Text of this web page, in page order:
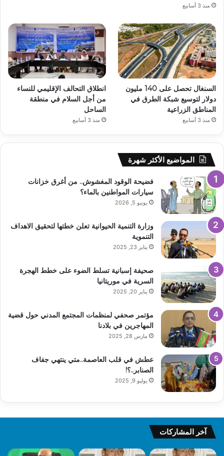
منذ 3 أسابيع
السنغال تحصل على 140 مليون
دولار لتوسيع شبكة الطرق في
المناطق الزراعية
منذ 3 أسابيع
انطلاق التحالف الإقليمي للنساء
من أجل السلام في منطقة
الساحل
منذ 3 أسابيع
المواضيع الأكثر شهرة
فضيحة الوقود المغشوش.. من أغرق خزانات
سيارات المواطنين بالماء؟
يونيو 5, 2026
وزارة التنمية الحيوانية تعلن خطتها لتحقيق الاهداف
التنموية
يناير 23, 2025
صحيفة إسبانية تسلط الضوء على خطط الهجرة
السرية في موريتانيا
يناير 20, 2025
مؤتمر صحفي لمنظمات المجتمع المدني حول قضية
المهاجرين في بلادنا
مارس 28, 2025
عطش في قلب العاصمة..متي ينتهي جفاف
الصنابر..؟!
يوليو 9, 2025
آخر المشاركات